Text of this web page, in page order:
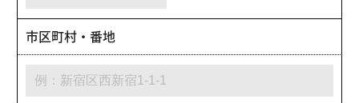
市区町村・番地